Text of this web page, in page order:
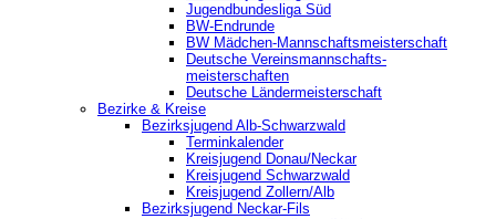
Jugendbundesliga Süd
BW-Endrunde
BW Mädchen-Mannschaftsmeisterschaft
Deutsche Vereinsmannschafts-
meisterschaften
Deutsche Ländermeisterschaft
Bezirke & Kreise
Bezirksjugend Alb-Schwarzwald
Terminkalender
Kreisjugend Donau/Neckar
Kreisjugend Schwarzwald
Kreisjugend Zollern/Alb
Bezirksjugend Neckar-Fils